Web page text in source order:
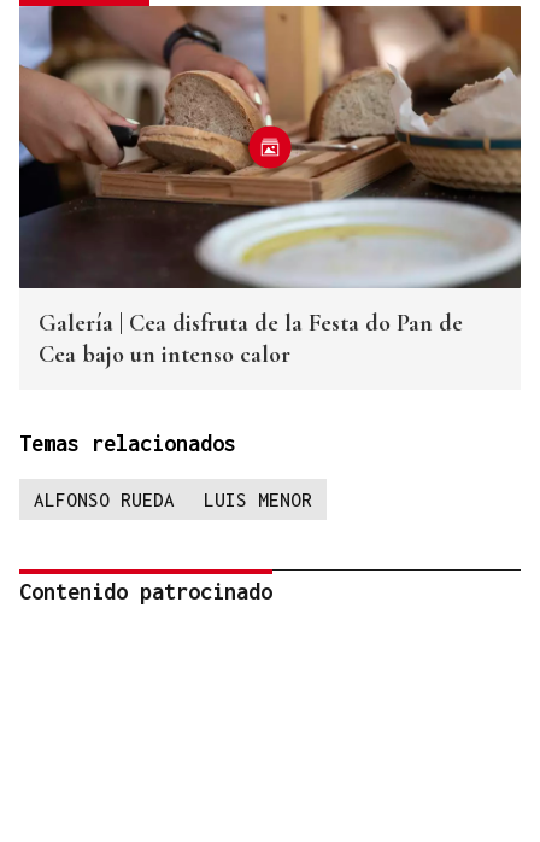
Galería | Cea disfruta de la Festa do Pan de
Cea bajo un intenso calor
Temas relacionados
ALFONSO RUEDA LUIS MENOR
Contenido patrocinado